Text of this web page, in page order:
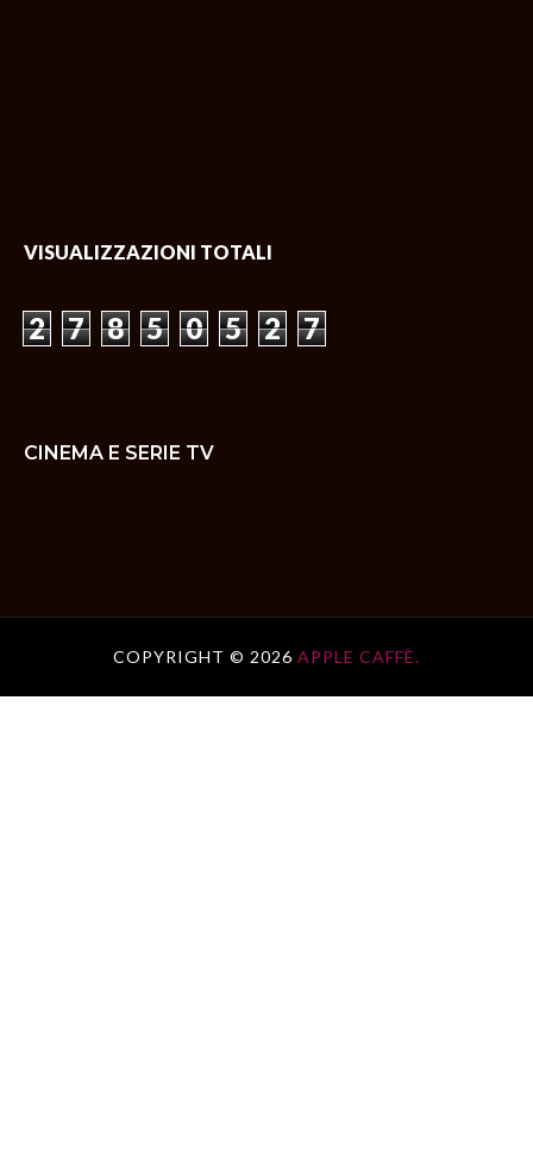
VISUALIZZAZIONI TOTALI
2 7 8 5 0 5 2 7
CINEMA E SERIE TV
COPYRIGHT © 2026 APPLE CAFFÈ.